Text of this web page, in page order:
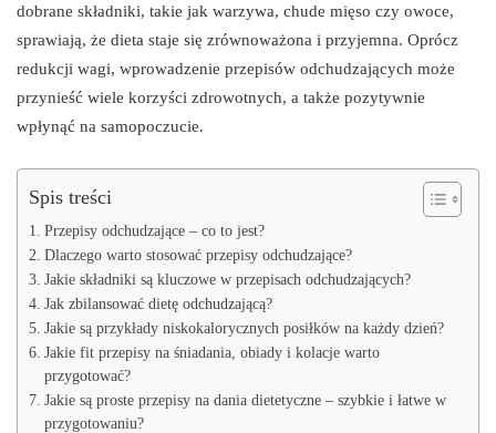
dobrane składniki, takie jak warzywa, chude mięso czy owoce,
sprawiają, że dieta staje się zrównoważona i przyjemna. Oprócz
redukcji wagi, wprowadzenie przepisów odchudzających może
przynieść wiele korzyści zdrowotnych, a także pozytywnie
wpłynąć na samopoczucie.
Spis treści
Przepisy odchudzające – co to jest?
Dlaczego warto stosować przepisy odchudzające?
Jakie składniki są kluczowe w przepisach odchudzających?
Jak zbilansować dietę odchudzającą?
Jakie są przykłady niskokalorycznych posiłków na każdy dzień?
Jakie fit przepisy na śniadania, obiady i kolacje warto
przygotować?
Jakie są proste przepisy na dania dietetyczne – szybkie i łatwe w
przygotowaniu?